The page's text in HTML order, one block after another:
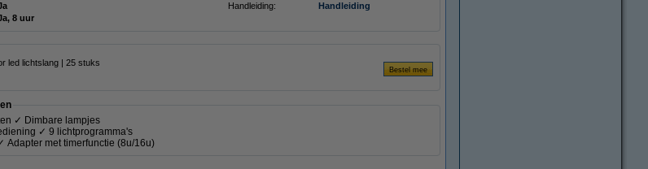
Handleiding:
Handleiding
8 uur
led lichtslang | 25 stuks
✓ Dimbare lampjes
✓ 9 lichtprogramma's
Adapter met timerfunctie (8u/16u)